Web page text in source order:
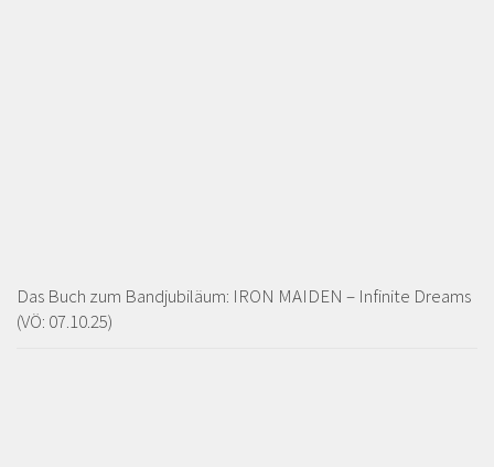
Das Buch zum Bandjubiläum: IRON MAIDEN – Infinite Dreams
(VÖ: 07.10.25)